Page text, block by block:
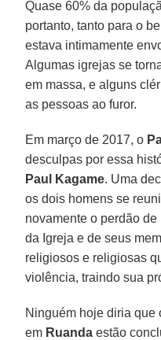
Quase 60% da
portanto, tanto para o
estava intimamente
Algumas igrejas se
em massa, e alguns
as pessoas ao furor.
Em março de 2017, o
desculpas por essa
Paul Kagame. Uma
os dois homens se
novamente o perdão
da Igreja e de seus
religiosos e religiosas
violência, traindo sua
Ninguém hoje diria que
em Ruanda estão